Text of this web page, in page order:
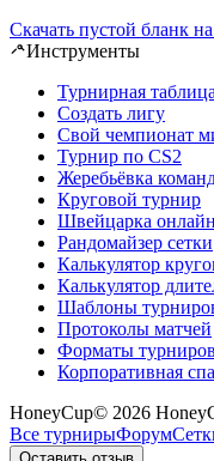
Скачать пустой бланк
Инструменты
Турнирная
Создать лигу
Свой чемпионат
Турнир по CS2
Жеребьёвка
Круговой турнир
Швейцарка онлайн
Рандомайзер сетки
Калькулятор
Калькулятор
Шаблоны
Протоколы матчей
Форматы турниров
Корпоративная
HoneyCup© 2026
Все турнирыФорум